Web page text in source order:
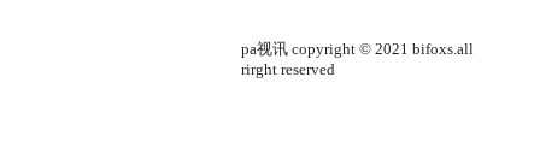
pa视讯 copyright © 2021 bifoxs.all
rirght reserved